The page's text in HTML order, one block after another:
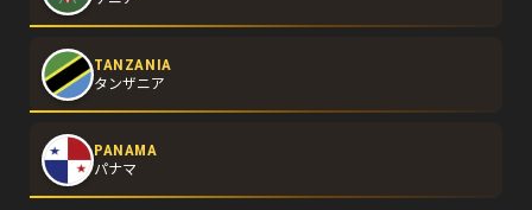
TANZANIA
タンザニア
PANAMA
パナマ